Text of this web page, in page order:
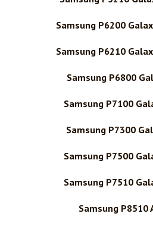
Samsung P6200
Samsung P6210
Samsung P6800
Samsung P7100
Samsung P7300
Samsung P7500
Samsung P7510
Samsung P8510